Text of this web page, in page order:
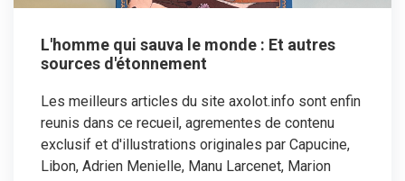
L'homme qui sauva le monde : Et autres
sources d'étonnement
Les meilleurs articles du site axolot.info sont enfin
reunis dans ce recueil, agrementes de contenu
exclusif et d'illustrations originales par Capucine,
Libon, Adrien Menielle, Manu Larcenet, Marion